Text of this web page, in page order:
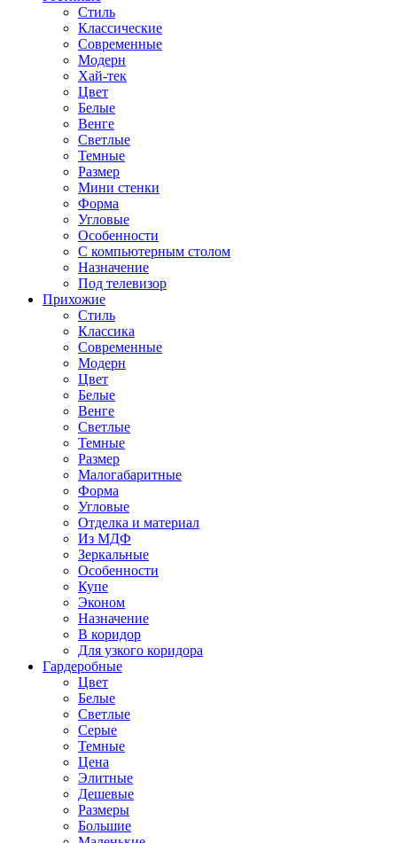
Стиль
Классические
Современные
Модерн
Хай-тек
Цвет
Белые
Венге
Светлые
Темные
Размер
Мини стенки
Форма
Угловые
Особенности
С компьютерным столом
Назначение
Под телевизор
Прихожие
Стиль
Классика
Современные
Модерн
Цвет
Белые
Венге
Светлые
Темные
Размер
Малогабаритные
Форма
Угловые
Отделка и материал
Из МДФ
Зеркальные
Особенности
Купе
Эконом
Назначение
В коридор
Для узкого коридора
Гардеробные
Цвет
Белые
Светлые
Серые
Темные
Цена
Элитные
Дешевые
Размеры
Большие